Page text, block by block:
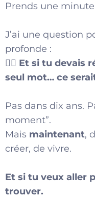
Prends une
J’ai une question
profonde :
👉🏾 Et si tu devais
seul mot… ce
Pas dans dix ans.
moment”.
Mais maintenant,
créer, de vivre.
Et si tu veux aller
trouver.